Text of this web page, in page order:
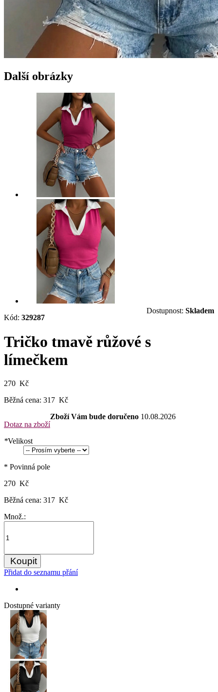
Další obrázky
Kód: 329287
Dostupnost: Skladem
Tričko tmavě růžové s
límečkem
270 Kč
Běžná cena: 317 Kč
Dotaz na zboží
Zboží Vám bude doručeno 10.08.2026
*Velikost
* Povinná pole
270 Kč
Běžná cena: 317 Kč
Množ.:
Koupit
Přidat do seznamu přání
Dostupné varianty